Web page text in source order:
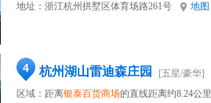
地址： 浙江杭州拱墅区体育场路261号 地图
4 杭州湖山雷迪森庄园
[五星/豪华]
区域：距离银泰百货商场的直线距离约8.24公里